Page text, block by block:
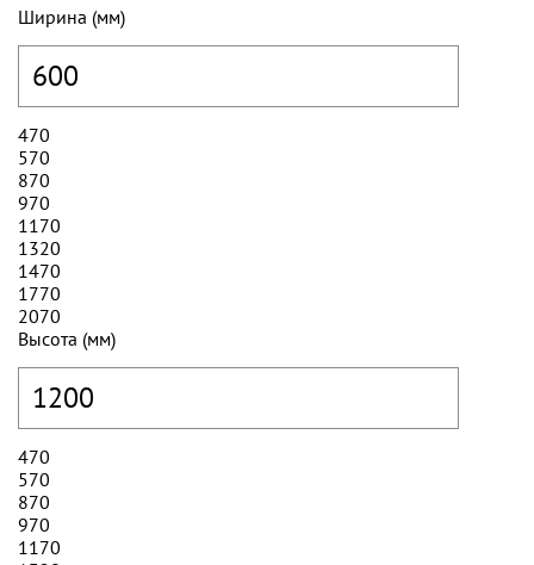
Ширина (мм)
470
570
870
970
1170
1320
1470
1770
2070
Высота (мм)
470
570
870
970
1170